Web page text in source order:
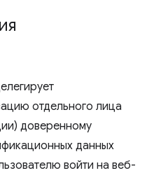
отдельного лица
доверенному
данных
войти на веб-